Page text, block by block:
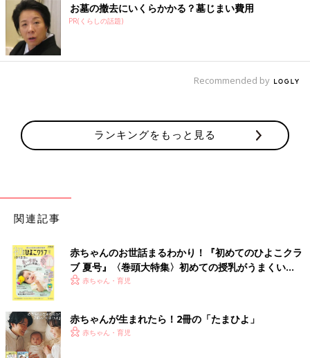
こちらはminamaru_babyさんが3COINSで購入したベビーウォー
ターマット。中に水が入っていてひんやりするので暑くなってき
たら気持ちよく遊べそうなんだとか。これで550円はすごすぎる
とコスパの良さに驚いているようです◎
お墓の撤去にいくらかかる？墓じまい費用
PR(くらしの話題)
Recommended by
ランキングをもっと見る
関連記事
赤ちゃんのお世話まるわかり！『初めてのひよこクラ
ブ 夏号』〈巻頭大特集〉初めての授乳がうまくい
く！ おっぱい・ミルクの基本と夏のトラブル 解決テ
赤ちゃん・育児
赤ちゃんが生まれたら！2冊の「たまひよ」
赤ちゃん・育児